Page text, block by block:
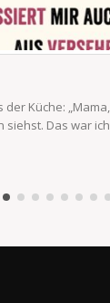
der Küche:
Das war